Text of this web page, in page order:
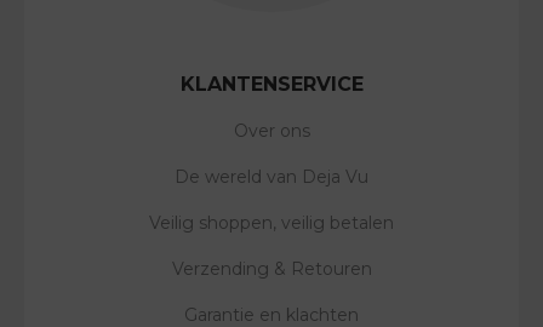
KLANTENSERVICE
Over ons
De wereld van Deja Vu
Veilig shoppen, veilig betalen
Verzending & Retouren
Garantie en klachten